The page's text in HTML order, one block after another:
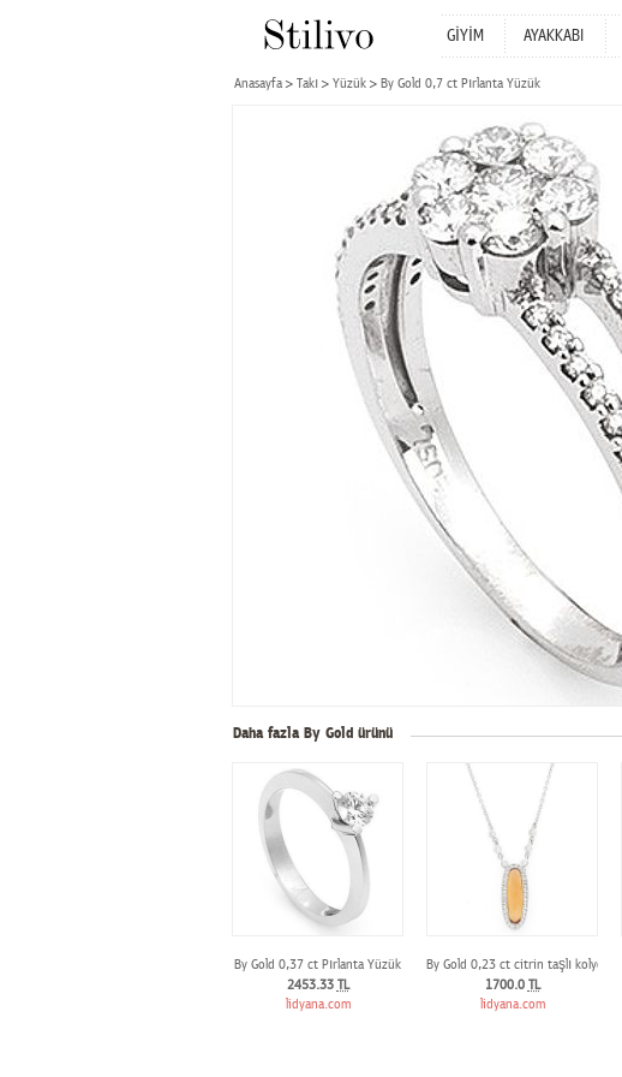
GİYİM AYAKKABI
Anasayfa Takı Yüzük By Gold 0,7 ct Pırlanta Yüzük
Daha fazla By Gold ürünü
By Gold 0,37 ct Pırlanta Yüzük
2453.33 TL
lidyana.com
By Gold 0,23 ct citrin taşlı kolye
1700.0 TL
lidyana.com